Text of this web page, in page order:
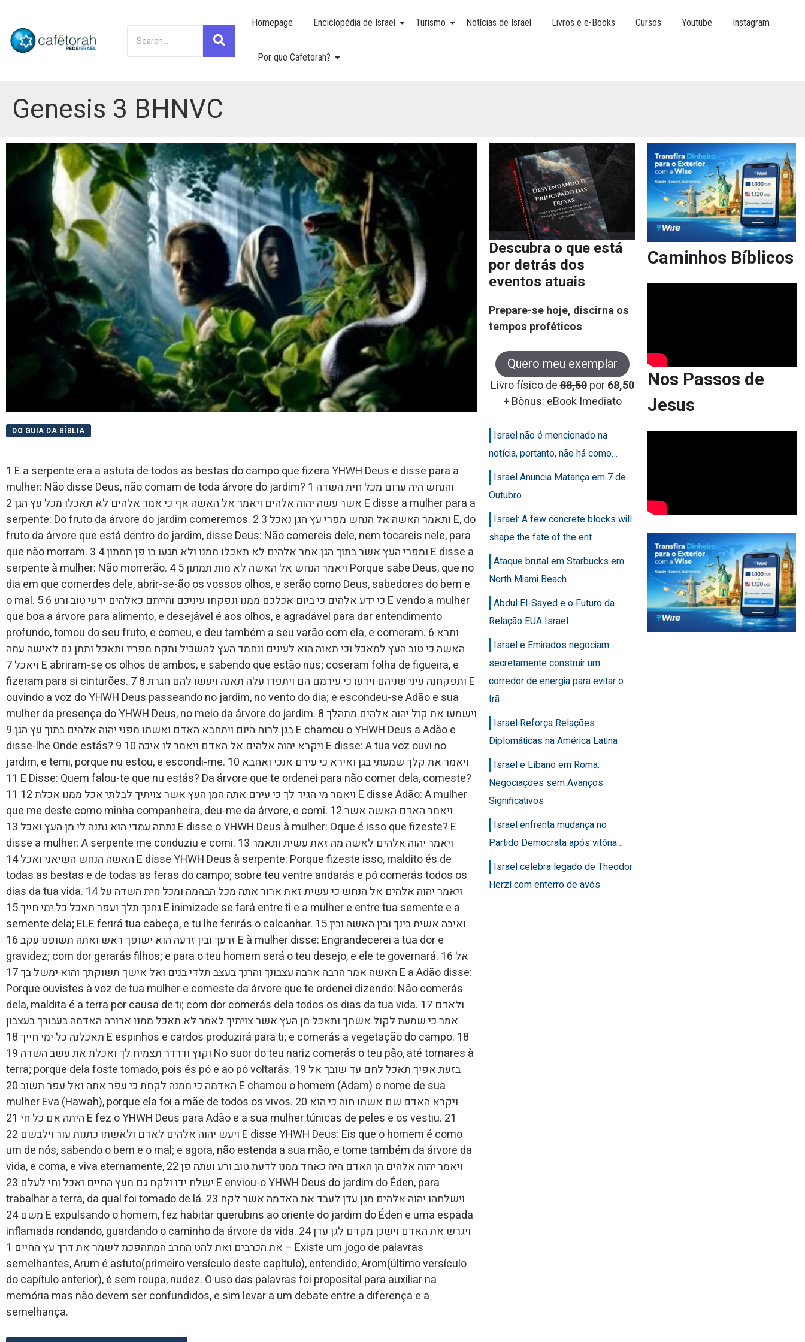
Homepage Enciclopédia de Israel Turismo Notícias de Israel Livros e e-Books Cursos Youtube Instagram
Por que Cafetorah?
Genesis 3 BHNVC
DO GUIA DA BÍBLIA
1 E a serpente era a astuta de todos as bestas do campo que fizera YHWH Deus e disse para a
mulher: Não disse Deus, não comam de toda árvore do jardim? 1 והנחש היה ערום מכל חית השדה
אשר עשה יהוה אלהים ויאמר אל האשה אף כי אמר אלהים לא תאכלו מכל עץ הגן 2 E disse a mulher para a
serpente: Do fruto da árvore do jardim comeremos. 2 ותאמר האשה אל הנחש מפרי עץ הגן נאכל 3 E, do
fruto da árvore que está dentro do jardim, disse Deus: Não comereis dele, nem tocareis nele, para
que não morram. 3 ומפרי העץ אשר בתוך הגן אמר אלהים לא תאכלו ממנו ולא תגעו בו פן תמתון 4 E disse a
serpente à mulher: Não morrerão. 4 ויאמר הנחש אל האשה לא מות תמתון 5 Porque sabe Deus, que no
dia em que comerdes dele, abrir-se-ão os vossos olhos, e serão como Deus, sabedores do bem e
o mal. 5 כי ידע אלהים כי ביום אכלכם ממנו ונפקחו עיניכם והייתם כאלהים ידעי טוב ורע 6 E vendo a mulher
que boa a árvore para alimento, e desejável é aos olhos, e agradável para dar entendimento
profundo, tomou do seu fruto, e comeu, e deu também a seu varão com ela, e comeram. 6 ותרא
האשה כי טוב העץ למאכל וכי תאוה הוא לעינים ונחמד העץ להשכיל ותקח מפריו ותאכל ותתן גם לאישה עמה
ויאכל 7 E abriram-se os olhos de ambos, e sabendo que estão nus; coseram folha de figueira, e
fizeram para si cinturões. 7 ותפקחנה עיני שניהם וידעו כי עירמם הם ויתפרו עלה תאנה ויעשו להם חגרת 8 E
ouvindo a voz do YHWH Deus passeando no jardim, no vento do dia; e escondeu-se Adão e sua
mulher da presença do YHWH Deus, no meio da árvore do jardim. 8 וישמעו את קול יהוה אלהים מתהלך
בגן לרוח היום ויתחבא האדם ואשתו מפני יהוה אלהים בתוך עץ הגן 9 E chamou o YHWH Deus a Adão e
disse-lhe Onde estás? 9 ויקרא יהוה אלהים אל האדם ויאמר לו איכה 10 E disse: A tua voz ouvi no
jardim, e temi, porque nu estou, e escondi-me. 10 ויאמר את קלך שמעתי בגן ואירא כי עירם אנכי ואחבא
11 E Disse: Quem falou-te que nu estás? Da árvore que te ordenei para não comer dela, comeste?
11 ויאמר מי הגיד לך כי עירם אתה המן העץ אשר צויתיך לבלתי אכל ממנו אכלת 12 E disse Adão: A mulher
que me deste como minha companheira, deu-me da árvore, e comi. 12 ויאמר האדם האשה אשר
נתתה עמדי הוא נתנה לי מן העץ ואכל 13 E disse o YHWH Deus à mulher: Oque é isso que fizeste? E
disse a mulher: A serpente me conduziu e comi. 13 ויאמר יהוה אלהים לאשה מה זאת עשית ותאמר
האשה הנחש השיאני ואכל 14 E disse YHWH Deus à serpente: Porque fizeste isso, maldito és de
todas as bestas e de todas as feras do campo; sobre teu ventre andarás e pó comerás todos os
dias da tua vida. 14 ויאמר יהוה אלהים אל הנחש כי עשית זאת ארור אתה מכל הבהמה ומכל חית השדה על
גחנך תלך ועפר תאכל כל ימי חייך 15 E inimizade se fará entre ti e a mulher e entre tua semente e a
semente dela; ELE ferirá tua cabeça, e tu lhe ferirás o calcanhar. 15 ואיבה אשית בינך ובין האשה ובין
זרעך ובין זרעה הוא ישופך ראש ואתה תשופנו עקב 16 E à mulher disse: Engrandecerei a tua dor e
gravidez; com dor gerarás filhos; e para o teu homem será o teu desejo, e ele te governará. 16 אל
האשה אמר הרבה ארבה עצבונך והרנך בעצב תלדי בנים ואל אישך תשוקתך והוא ימשל בך 17 E a Adão disse:
Porque ouvistes à voz de tua mulher e comeste da árvore que te ordenei dizendo: Não comerás
dela, maldita é a terra por causa de ti; com dor comerás dela todos os dias da tua vida. 17 ולאדם
אמר כי שמעת לקול אשתך ותאכל מן העץ אשר צויתיך לאמר לא תאכל ממנו ארורה האדמה בעבורך בעצבון
תאכלנה כל ימי חייך 18 E espinhos e cardos produzirá para ti; e comerás a vegetação do campo. 18
וקוץ ודרדר תצמיח לך ואכלת את עשב השדה 19 No suor do teu nariz comerás o teu pão, até tornares à
terra; porque dela foste tomado, pois és pó e ao pó voltarás. 19 בזעת אפיך תאכל לחם עד שובך אל
האדמה כי ממנה לקחת כי עפר אתה ואל עפר תשוב 20 E chamou o homem (Adam) o nome de sua
mulher Eva (Hawah), porque ela foi a mãe de todos os vivos. 20 ויקרא האדם שם אשתו חוה כי הוא
היתה אם כל חי 21 E fez o YHWH Deus para Adão e a sua mulher túnicas de peles e os vestiu. 21
ויעש יהוה אלהים לאדם ולאשתו כתנות עור וילבשם 22 E disse YHWH Deus: Eis que o homem é como
um de nós, sabendo o bem e o mal; e agora, não estenda a sua mão, e tome também da árvore da
vida, e coma, e viva eternamente, 22 ויאמר יהוה אלהים הן האדם היה כאחד ממנו לדעת טוב ורע ועתה פן
ישלח ידו ולקח גם מעץ החיים ואכל וחי לעלם 23 E enviou-o YHWH Deus do jardim do Éden, para
trabalhar a terra, da qual foi tomado de lá. 23 וישלחהו יהוה אלהים מגן עדן לעבד את האדמה אשר לקח
משם 24 E expulsando o homem, fez habitar querubins ao oriente do jardim do Éden e uma espada
inflamada rondando, guardando o caminho da árvore da vida. 24 ויגרש את האדם וישכן מקדם לגן עדן
את הכרבים ואת להט החרב המתהפכת לשמר את דרך עץ החיים 1 – Existe um jogo de palavras
semelhantes, Arum é astuto(primeiro versículo deste capítulo), entendido, Arom(último versículo
do capítulo anterior), é sem roupa, nudez. O uso das palavras foi proposital para auxiliar na
memória mas não devem ser confundidos, e sim levar a um debate entre a diferença e a
semelhança.
Descubra o que está
por detrás dos
eventos atuais
Prepare-se hoje, discirna os
tempos proféticos
Quero meu exemplar
Livro físico de88,50 por68,50
+Bônus: eBook Imediato
Israel não é mencionado na
notícia, portanto, não há como…
Israel Anuncia Matança em 7 de
Outubro
Israel: A few concrete blocks will
shape the fate of the ent
Ataque brutal em Starbucks em
North Miami Beach
Abdul El-Sayed e o Futuro da
Relação EUA Israel
Israel e Emirados negociam
secretamente construir um
corredor de energia para evitar o
Irã
Israel Reforça Relações
Diplomáticas na América Latina
Israel e Líbano em Roma:
Negociações sem Avanços
Significativos
Israel enfrenta mudança no
Partido Democrata após vitória…
Israel celebra legado de Theodor
Herzl com enterro de avós
Caminhos Bíblicos
Nos Passos de
Jesus